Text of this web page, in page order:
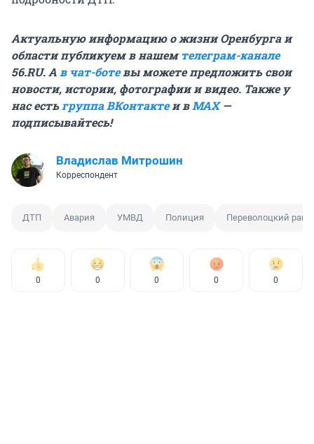
Актуальную информацию о жизни Оренбурга и
области публикуем в нашем телеграм-канале
56.RU. А в чат-ботевы можете предложить свои
новости, истории, фотографии и видео. Также у
нас естьгруппа ВКонтактеи вMAX—
подписывайтесь!
Владислав Митрошин
Корреспондент
ДТП Авария УМВД Полиция Переволоцкий
0 0 0 0 0